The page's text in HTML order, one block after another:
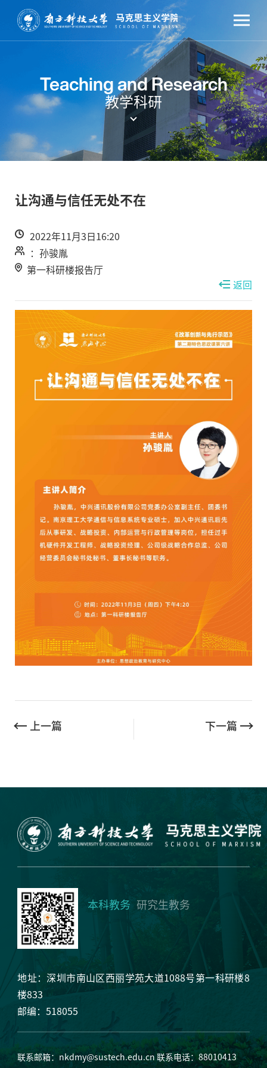
Teaching and Research
教学科研
让沟通与信任无处不在
2022年11月3日16:20
：孙骏胤
第一科研楼报告厅
返回
上一篇 下一篇
本科教务 研究生教务
地址：深圳市南山区西丽学苑大道1088号第一科研楼8
楼833
邮编：518055
联系邮箱： nkdmy@sustech.edu.cn 联系电话：88010413